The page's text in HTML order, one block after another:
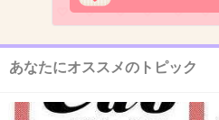
期待に応えてくれてありがとー
13. 匿名 2014/09/26(金) 22:47:21
あなたにオススメのトピック